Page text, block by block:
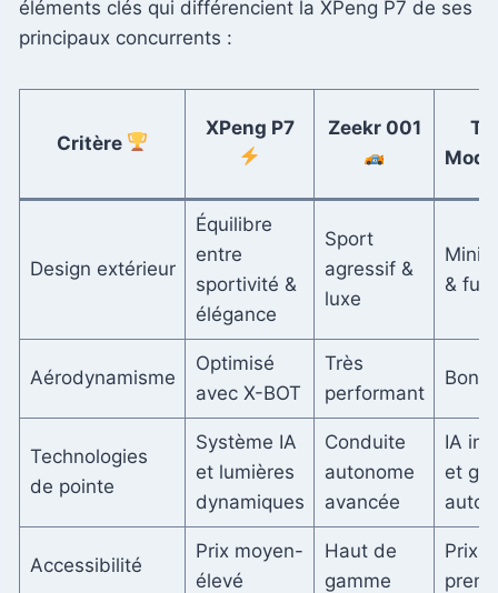
éléments clés qui différencient la XPeng P7 de ses
principaux concurrents :
Critère
XPeng P7 Zeekr 001
Design extérieur
Équilibre
entre
sportivité &
élégance
Sport
agressif &
luxe
&
Aérodynamisme
Optimisé
avec X-BOT
Très
performant
Bon
Technologies
de pointe
Système IA
et lumières
dynamiques
Conduite
autonome
avancée
IA
et
Accessibilité
Prix moyen-
élevé
Haut de
gamme
Prix